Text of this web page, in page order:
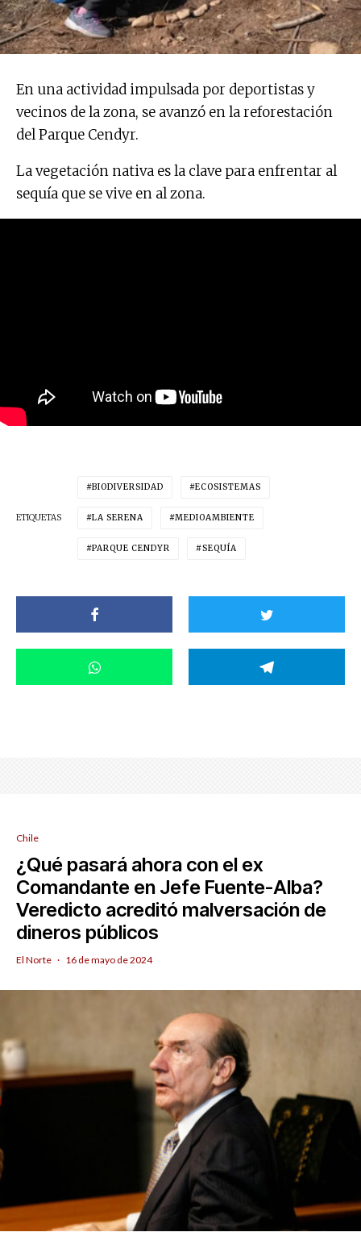
En una actividad impulsada por deportistas y
vecinos de la zona, se avanzó en la reforestación
del Parque Cendyr.
La vegetación nativa es la clave para enfrentar al
sequía que se vive en al zona.
ETIQUETAS
BIODIVERSIDAD ECOSISTEMAS
LA SERENA MEDIOAMBIENTE
PARQUE CENDYR SEQUÍA
Chile
¿Qué pasará ahora con el ex
Comandante en Jefe Fuente-Alba?
Veredicto acreditó malversación de
dineros públicos
El Norte · 16 de mayo de 2024